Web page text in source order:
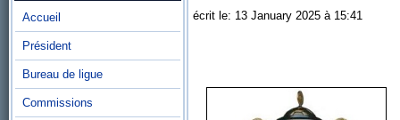
Accueil
Président
Bureau de ligue
Commissions
écrit le: 13 January 2025 à 15:41